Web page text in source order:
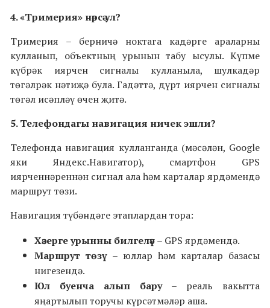
4. «Тримерия» нәрсә ул?
Тримерия – берничә ноктага кадәрге араларны
кулланып, объектның урынын табу ысулы. Күпме
күбрәк иярчен сигналы кулланыла, шулкадәр
төгәлрәк нәтиҗә була. Гадәттә, дүрт иярчен сигналы
төгәл исәпләү өчен җитә.
5. Телефондагы навигация ничек эшли?
Телефонда навигация кулланганда (мәсәлән, Google
яки Яндекс.Навигатор), смартфон GPS
иярченнәреннән сигнал ала һәм карталар ярдәмендә
маршрут төзи.
Навигация түбәндәге этаплардан тора:
Хәзерге урынны билгеләү– GPS ярдәмендә.
Маршрут төзү – юллар һәм карталар базасы
нигезендә.
Юл буенча алып бару– реаль вакытта
яңартылып торучы күрсәтмәләр аша.